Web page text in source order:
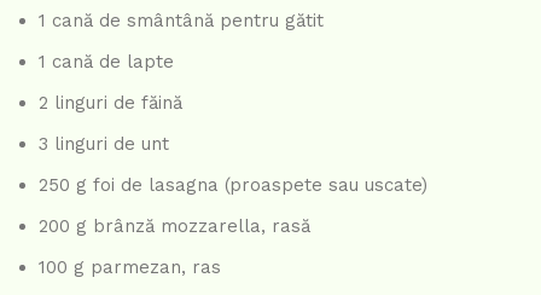
1 cană de smântână pentru gătit
1 cană de lapte
2 linguri de făină
3 linguri de unt
250 g foi de lasagna (proaspete sau uscate)
200 g brânză mozzarella, rasă
100 g parmezan, ras